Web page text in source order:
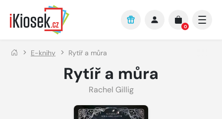
Přejít na hlavní obsah
0
E-knihy Rytíř a můra
Rytíř a můra
Rachel Gillig